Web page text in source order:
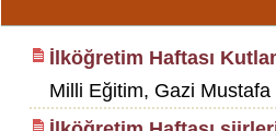
İlköğretim Haftası
Milli Eğitim, Gazi